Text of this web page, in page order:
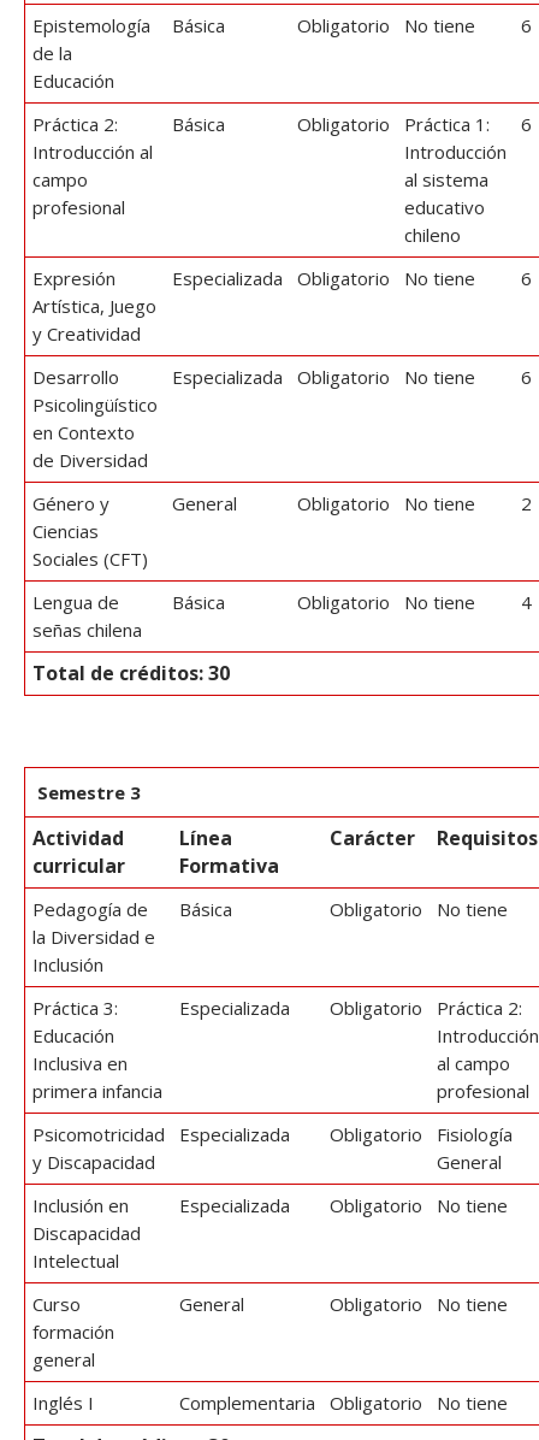
Epistemología
de la
Educación
Básica Obligatorio No tiene 6
Práctica 2:
Introducción al
campo
profesional
Básica Obligatorio
Práctica 1:
Introducción
al sistema
educativo
chileno
6
Expresión
Artística, Juego
y Creatividad
Especializada Obligatorio No tiene 6
Desarrollo
Psicolingüístico
en Contexto
de Diversidad
Especializada Obligatorio No tiene 6
Género y
Ciencias
Sociales (CFT)
General Obligatorio No tiene 2
Lengua de
señas chilena
Básica Obligatorio No tiene 4
Total de créditos: 30
Semestre 3
Actividad
curricular
Línea
Formativa
Carácter Requisitos
Pedagogía de
la Diversidad e
Inclusión
Básica Obligatorio No tiene
Práctica 3:
Educación
Inclusiva en
primera infancia
Especializada Obligatorio
Práctica 2:
Introducción
al campo
profesional
Psicomotricidad
y Discapacidad
Especializada Obligatorio
Fisiología
General
Inclusión en
Discapacidad
Intelectual
Especializada Obligatorio No tiene
Curso
formación
general
General Obligatorio No tiene
Inglés I Complementaria Obligatorio No tiene